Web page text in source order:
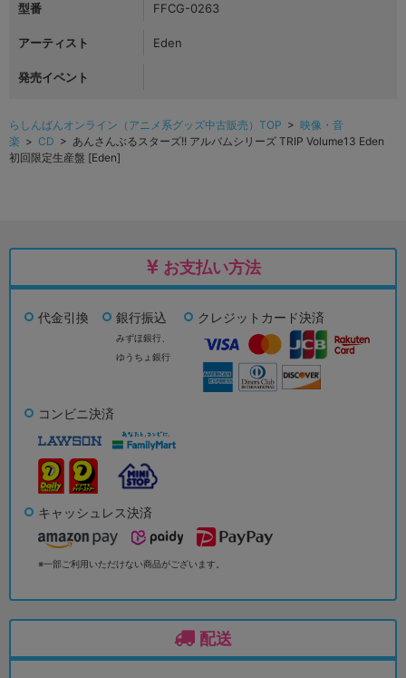
型番 FFCG-0263
アーティスト Eden
発売イベント
らしんばんオンライン（アニメ系グッズ中古販売）TOP > 映像・音
楽 > CD > あんさんぶるスターズ!! アルバムシリーズ TRIP Volume13 Eden
初回限定生産盤 [Eden]
お支払い方法
代金引換 銀行振込
みずほ銀行、
ゆうちょ銀行
クレジットカード決済
コンビニ決済
キャッシュレス決済
※一部ご利用いただけない商品がございます。
配送